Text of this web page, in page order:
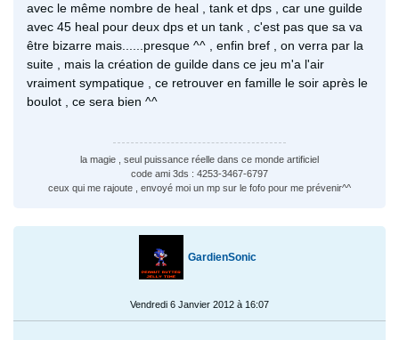
avec le même nombre de heal , tank et dps , car une guilde
avec 45 heal pour deux dps et un tank , c'est pas que sa va
être bizarre mais......presque ^^ , enfin bref , on verra par la
suite , mais la création de guilde dans ce jeu m'a l'air
vraiment sympatique , ce retrouver en famille le soir après le
boulot , ce sera bien ^^
la magie , seul puissance réelle dans ce monde artificiel
code ami 3ds : 4253-3467-6797
ceux qui me rajoute , envoyé moi un mp sur le fofo pour me prévenir^^
GardienSonic
Vendredi 6 Janvier 2012 à 16:07